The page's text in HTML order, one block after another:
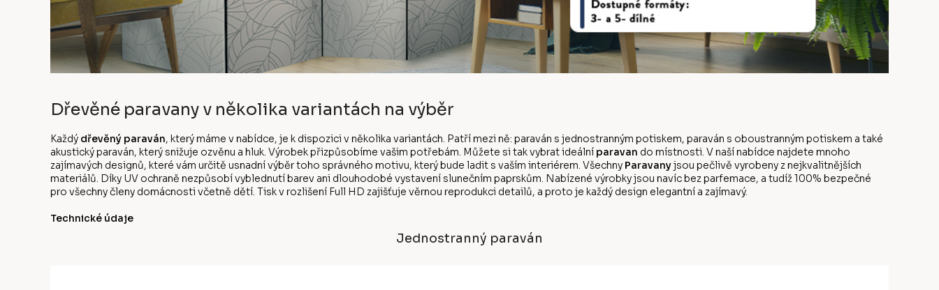
Dřevěné paravany v několika variantách na výběr
Každý dřevěný paraván, který máme v nabídce, je k dispozici v několika variantách. Patří mezi ně: paraván s jednostranným potiskem, paraván s oboustranným potiskem a také
akustický paraván, který snižuje ozvěnu a hluk. Výrobek přizpůsobíme vašim potřebám. Můžete si tak vybrat ideální paravan do místnosti. V naší nabídce najdete mnoho
zajímavých designů, které vám určitě usnadní výběr toho správného motivu, který bude ladit s vaším interiérem. Všechny Paravanyjsou pečlivě vyrobeny z nejkvalitnějších
materiálů. Díky UV ochraně nezpůsobí vyblednutí barev ani dlouhodobé vystavení slunečním paprskům. Nabízené výrobky jsou navíc bez parfemace, a tudíž 100% bezpečné
pro všechny členy domácnosti včetně dětí. Tisk v rozlišení Full HD zajišťuje věrnou reprodukci detailů, a proto je každý design elegantní a zajímavý.
Technické údaje
Jednostranný paraván